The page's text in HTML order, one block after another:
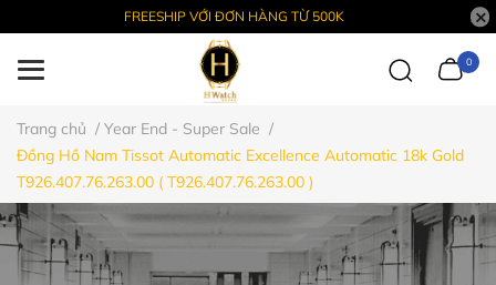
FREESHIP VỚI ĐƠN HÀNG TỪ 500K
0
Trang chủ / Year End - Super Sale /
Đồng Hồ Nam Tissot Automatic Excellence Automatic 18k Gold
T926.407.76.263.00 ( T926.407.76.263.00 )